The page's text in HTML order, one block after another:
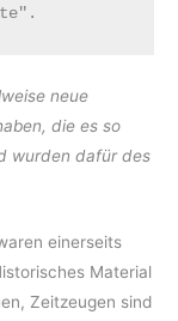
neue
die es so
wurden dafür des
einerseits
Material
Zeitzeugen sind